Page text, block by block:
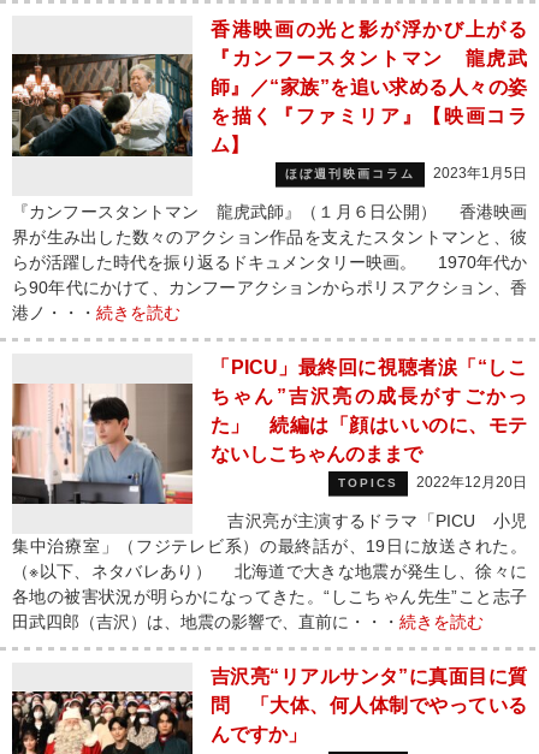
香港映画の光と影が浮かび上がる
『カンフースタントマン 龍虎武
師』／“家族”を追い求める人々の姿
を描く『ファミリア』【映画コラ
ム】
ほぼ週刊映画コラム 2023年1月5日
『カンフースタントマン 龍虎武師』（１月６日公開） 香港映画
界が生み出した数々のアクション作品を支えたスタントマンと、彼
らが活躍した時代を振り返るドキュメンタリー映画。 1970年代か
ら90年代にかけて、カンフーアクションからポリスアクション、香
港ノ・・・ 続きを読む
「PICU」最終回に視聴者涙「“しこ
ちゃん”吉沢亮の成長がすごかっ
た」 続編は「顔はいいのに、モテ
ないしこちゃんのままで
TOPICS 2022年12月20日
吉沢亮が主演するドラマ「PICU 小児
集中治療室」（フジテレビ系）の最終話が、19日に放送された。
（※以下、ネタバレあり） 北海道で大きな地震が発生し、徐々に
各地の被害状況が明らかになってきた。“しこちゃん先生”こと志子
田武四郎（吉沢）は、地震の影響で、直前に・・・ 続きを読む
吉沢亮“リアルサンタ”に真面目に質
問 「大体、何人体制でやっている
んですか」